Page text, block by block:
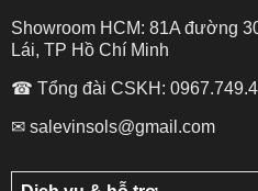
Showroom HCM: 81A đường
Lái, TP Hồ Chí Minh
☎ Tổng đài CSKH:
✉ salevinsols@gmail.com